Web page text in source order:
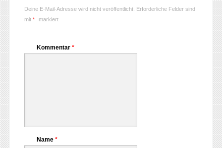
Deine E-Mail-Adresse wird nicht veröffentlicht. Erforderliche Felder sind
mit * markiert
Kommentar *
Name *